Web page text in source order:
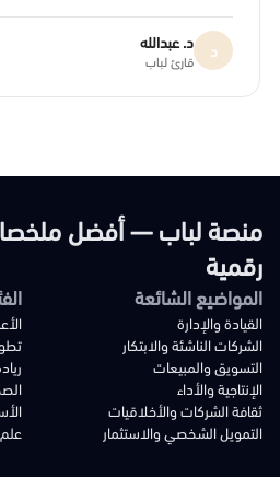
د د. عبدالله
قارئ لباب
منصة لباب — أفضل
رقمية
المواضيع الشائعة
القيادة والإدارة
الشركات الناشئة والابتكار
التسويق والمبيعات
الإنتاجية والأداء
ثقافة الشركات والأخلاقيات
التمويل الشخصي والاستثمار